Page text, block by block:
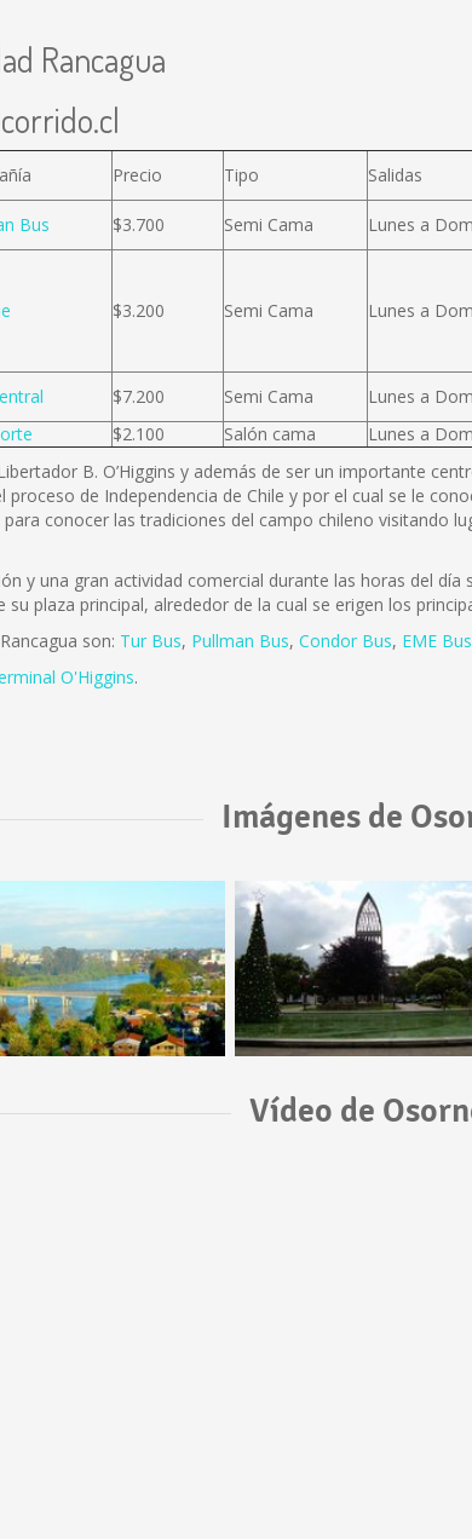
Rancagua
Precio Tipo Salidas
Bus $3.700 Semi Cama Lunes a
$3.200 Semi Cama Lunes a
$7.200 Semi Cama Lunes a
$2.100 Salón cama Lunes a
B. O’Higgins y además de ser un importante
proceso de Independencia de Chile y por el cual se le
conocer las tradiciones del campo chileno visitando
y una gran actividad comercial durante las horas del
su plaza principal, alrededor de la cual se erigen los
son: Tur Bus, Pullman Bus, Condor Bus, EME Bus
O'Higgins.
Imágenes de
Vídeo de